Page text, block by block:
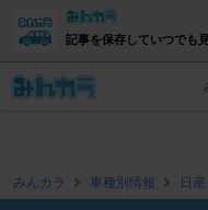
記事を保存していつでも
みんカラ 車種別情報 日産